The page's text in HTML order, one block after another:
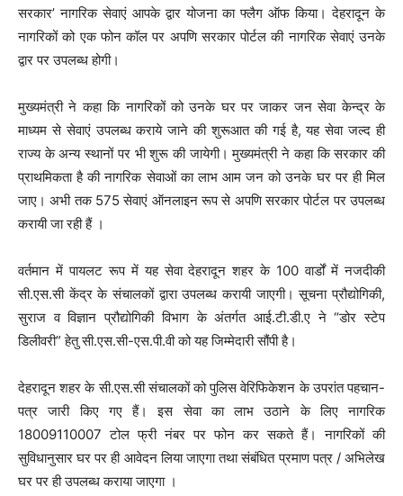
सरकार’ नागरिक सेवाएं आपके द्वार योजना का फ्लैग ऑफ किया। देहरादून के
नागरिकों को एक फोन कॉल पर अपणि सरकार पोर्टल की नागरिक सेवाएं उनके
द्वार पर उपलब्ध होगी।
मुख्यमंत्री ने कहा कि नागरिकों को उनके घर पर जाकर जन सेवा केन्द्र के
माध्यम से सेवाएं उपलब्ध कराये जाने की शुरूआत की गई है, यह सेवा जल्द ही
राज्य के अन्य स्थानों पर भी शुरू की जायेगी। मुख्यमंत्री ने कहा कि सरकार की
प्राथमिकता है की नागरिक सेवाओं का लाभ आम जन को उनके घर पर ही मिल
जाए। अभी तक 575 सेवाएं ऑनलाइन रूप से अपणि सरकार पोर्टल पर उपलब्ध
करायी जा रही हैं ।
वर्तमान में पायलट रूप में यह सेवा देहरादून शहर के 100 वार्डों में नजदीकी
सी.एस.सी केंद्र के संचालकों द्वारा उपलब्ध करायी जाएगी। सूचना प्रौद्योगिकी,
सुराज व विज्ञान प्रौद्योगिकी विभाग के अंतर्गत आई.टी.डी.ए ने “डोर स्टेप
डिलीवरी” हेतु सी.एस.सी-एस.पी.वी को यह जिम्मेदारी सौंपी है।
देहरादून शहर के सी.एस.सी संचालकों को पुलिस वेरिफिकेशन के उपरांत पहचान-
पत्र जारी किए गए हैं। इस सेवा का लाभ उठाने के लिए नागरिक
18009110007 टोल फ्री नंबर पर फोन कर सकते हैं। नागरिकों की
सुविधानुसार घर पर ही आवेदन लिया जाएगा तथा संबंधित प्रमाण पत्र / अभिलेख
घर पर ही उपलब्ध कराया जाएगा ।